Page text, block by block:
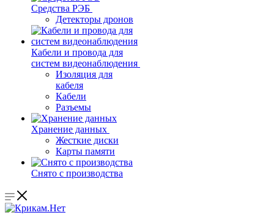
Средства РЭБ
Детекторы дронов
Кабели и провода для
систем видеонаблюдения
Изоляция для
кабеля
Кабели
Разъемы
Хранение данных
Жесткие диски
Карты памяти
Снято с производства